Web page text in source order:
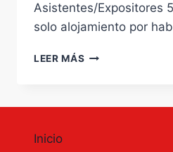
Asistentes/Expositores
solo alojamiento por
LEER MÁS VII
Inicio